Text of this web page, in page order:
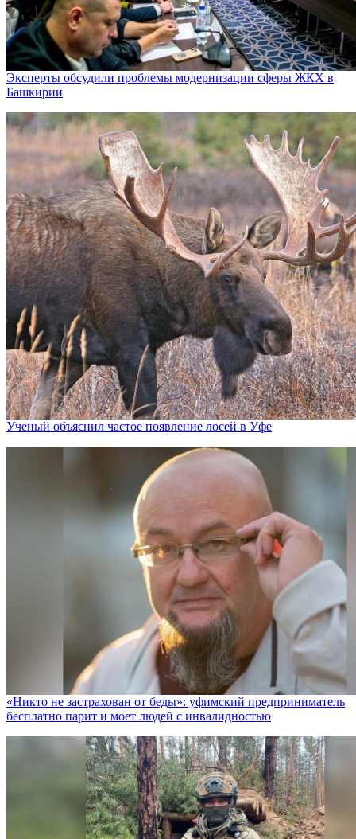
Эксперты обсудили проблемы модернизации сферы ЖКХ в
Башкирии
Ученый объяснил частое появление лосей в Уфе
«Никто не заcтрахован от беды»: уфимский предприниматель
бесплатно парит и моет людей с инвалидностью